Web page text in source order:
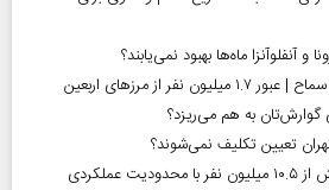
و آنفلوآنزا ماه‌ها بهبود نمی‌یابند؟
گوارش‌تان به هم می‌ریزد؟
تعیین تکلیف نمی‌شوند؟
آمار معلولیت در ایران | بیش از ۱۰.۵ میلیون نفر با محدودیت عملکردی